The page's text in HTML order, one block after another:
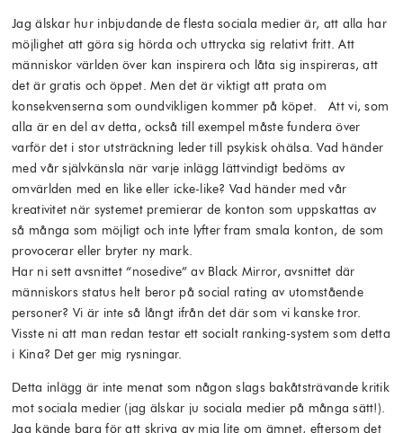
Jag älskar hur inbjudande de flesta sociala medier är, att alla har
möjlighet att göra sig hörda och uttrycka sig relativt fritt. Att
människor världen över kan inspirera och låta sig inspireras, att
det är gratis och öppet. Men det är viktigt att prata om
konsekvenserna som oundvikligen kommer på köpet. Att vi, som
alla är en del av detta, också till exempel måste fundera över
varför det i stor utsträckning leder till psykisk ohälsa. Vad händer
med vår självkänsla när varje inlägg lättvindigt bedöms av
omvärlden med en like eller icke-like? Vad händer med vår
kreativitet när systemet premierar de konton som uppskattas av
så många som möjligt och inte lyfter fram smala konton, de som
provocerar eller bryter ny mark.
Har ni sett avsnittet “nosedive” av Black Mirror, avsnittet där
människors status helt beror på social rating av utomstående
personer? Vi är inte så långt ifrån det där som vi kanske tror.
Visste ni att man redan testar ett socialt ranking-system som detta
i Kina? Det ger mig rysningar.
Detta inlägg är inte menat som någon slags bakåtsträvande kritik
mot sociala medier (jag älskar ju sociala medier på många sätt!).
Jag kände bara för att skriva av mig lite om ämnet, eftersom det